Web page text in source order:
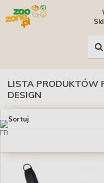
LISTA PRODUKTÓW
DESIGN
Sortuj